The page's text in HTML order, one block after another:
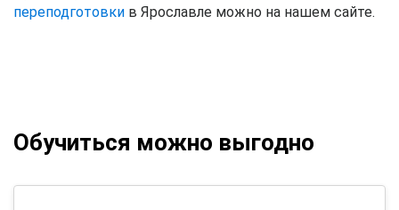
переподготовки в Ярославле можно на нашем сайте.
Обучиться можно выгодно